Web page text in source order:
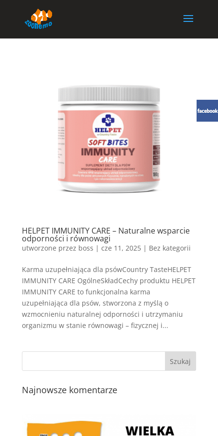
HELPET IMMUNITY CARE – Naturalne wsparcie
odporności i równowagi
utworzone przez boss | cze 11, 2025| Bez kategorii
Karma uzupełniająca dla psówCountry TasteHELPET
IMMUNITY CARE OgólneSkładCechy produktu HELPET
IMMUNITY CARE to funkcjonalna karma
uzupełniająca dla psów, stworzona z myślą o
wzmocnieniu naturalnej odporności i utrzymaniu
organizmu w stanie równowagi – fizycznej i...
Najnowsze komentarze